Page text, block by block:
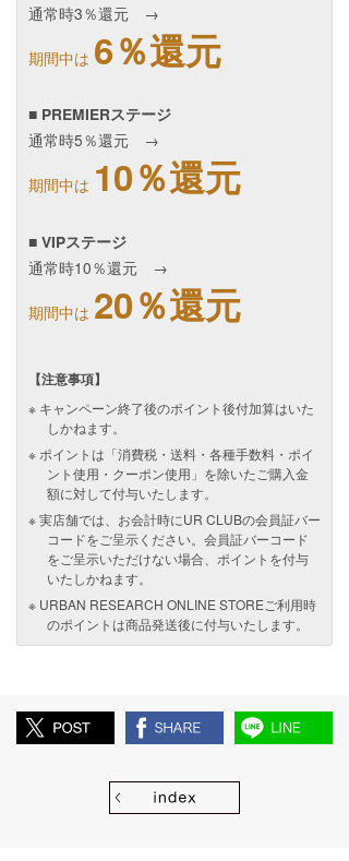
通常時3％還元 →
期間中は 6％還元
■ PREMIERステージ
通常時5％還元 →
期間中は 10％還元
■ VIPステージ
通常時10％還元 →
期間中は 20％還元
【注意事項】
キャンペーン終了後のポイント後付加算はいた
しかねます。
ポイントは「消費税・送料・各種手数料・ポイ
ント使用・クーポン使用」を除いたご購入金
額に対して付与いたします。
実店舗では、お会計時にUR CLUBの会員証バー
コードをご呈示ください。会員証バーコード
をご呈示いただけない場合、ポイントを付与
いたしかねます。
URBAN RESEARCH ONLINE STOREご利用時
のポイントは商品発送後に付与いたします。